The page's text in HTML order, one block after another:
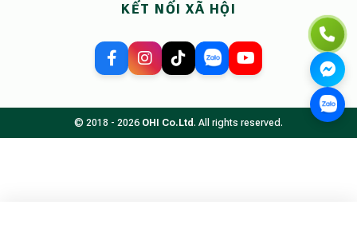
KẾT NỐI XÃ HỘI
© 2018 - 2026 OHI Co.Ltd. All rights reserved.